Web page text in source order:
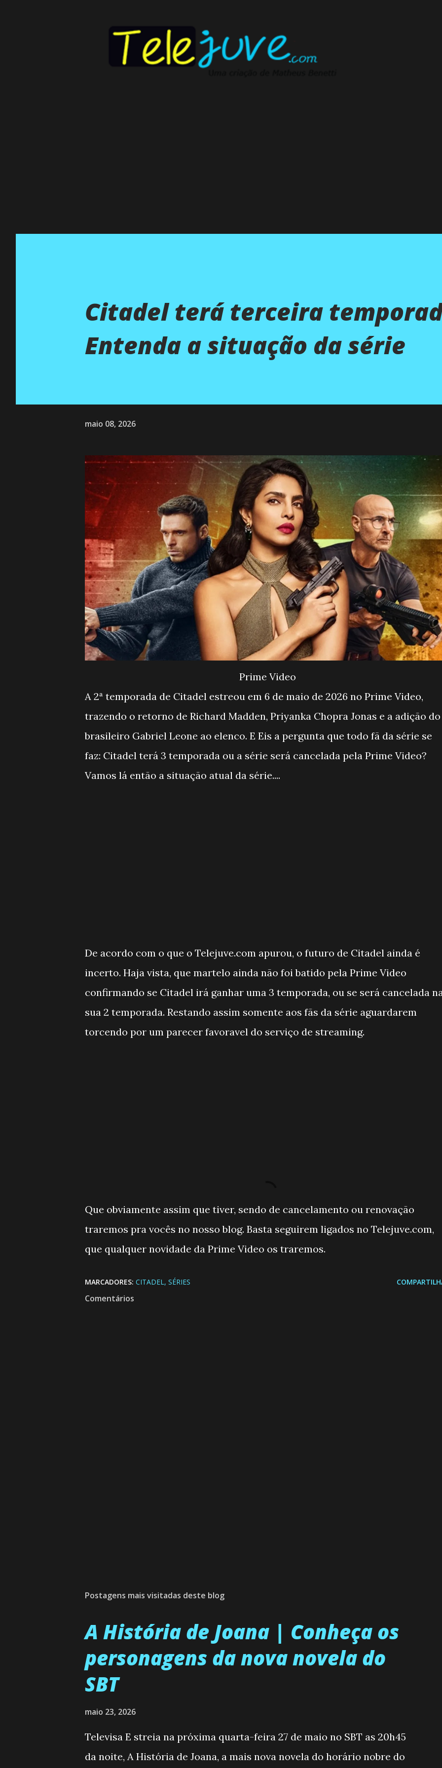
Citadel terá terceira
Entenda a situação da série
maio 08, 2026
Prime Video
A 2ª temporada de Citadel estreou em 6 de maio de 2026 no Prime Video,
trazendo o retorno de Richard Madden, Priyanka Chopra Jonas e a adição do
brasileiro Gabriel Leone ao elenco. E Eis a pergunta que todo fã da série se
faz: Citadel terá 3 temporada ou a série será cancelada pela Prime Video?
Vamos lá então a situação atual da série....
De acordo com o que o Telejuve.com apurou, o futuro de Citadel ainda é
incerto. Haja vista, que martelo ainda não foi batido pela Prime Video
confirmando se Citadel irá ganhar uma 3 temporada, ou se será cancelada
sua 2 temporada. Restando assim somente aos fãs da série aguardarem
torcendo por um parecer favoravel do serviço de streaming.
Que obviamente assim que tiver, sendo de cancelamento ou renovação
traremos pra vocês no nosso blog. Basta seguirem ligados no Telejuve.com,
que qualquer novidade da Prime Video os traremos.
MARCADORES: CITADEL SÉRIES
Comentários
Postagens mais visitadas deste blog
A História de Joana | Conheça os
personagens da nova novela do
SBT
maio 23, 2026
Televisa E streia na próxima quarta-feira 27 de maio no SBT as 20h45
da noite, A História de Joana, a mais nova novela do horário nobre do